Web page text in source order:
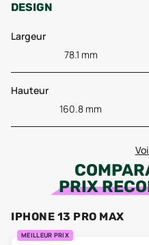
DESIGN
Largeur
78.1 mm
Hauteur
160.8 mm
PRIX
IPHONE 13 PRO MAX
MEILLEUR PRIX